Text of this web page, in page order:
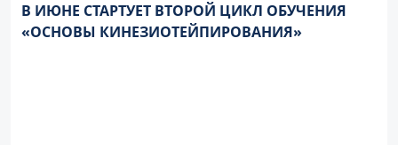
В ИЮНЕ СТАРТУЕТ ВТОРОЙ ЦИКЛ ОБУЧЕНИЯ
«ОСНОВЫ КИНЕЗИОТЕЙПИРОВАНИЯ»